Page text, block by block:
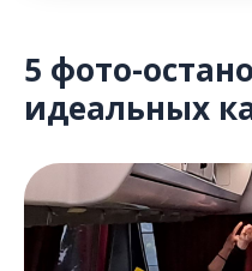
5 фото-
идеальных